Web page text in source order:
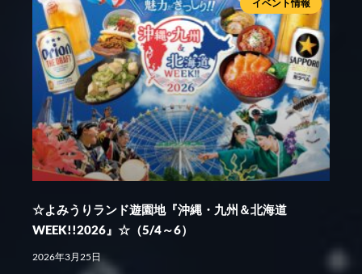
イベント情報
☆よみうりランド遊園地『沖縄・九州＆北海道
WEEK!!2026』☆（5/4～6）
2026年3月25日